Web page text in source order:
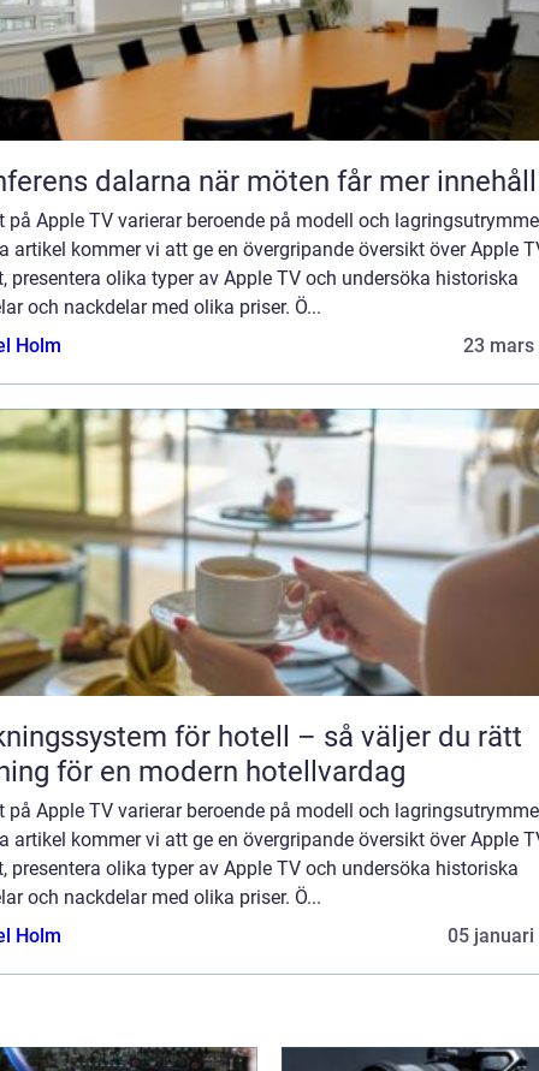
Konferens dalarna när möten får mer innehåll
på Apple TV varierar beroende på modell och
artikel kommer vi att ge en övergripande översikt över Apple
presentera olika typer av Apple TV och undersöka historiska
och nackdelar med olika priser. Ö...
Holm
23 mars
för hotell – så väljer du rätt
för en modern hotellvardag
på Apple TV varierar beroende på modell och
artikel kommer vi att ge en övergripande översikt över Apple
presentera olika typer av Apple TV och undersöka historiska
och nackdelar med olika priser. Ö...
Holm
05 januari